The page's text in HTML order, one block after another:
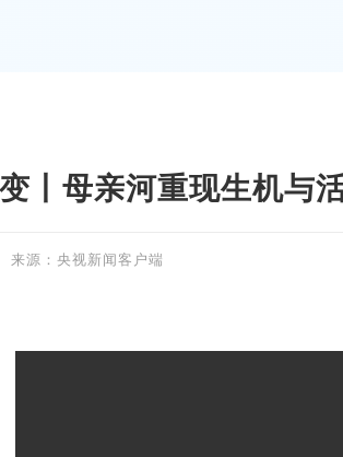
丨母亲河重现生机与
来源：央视新闻客户端